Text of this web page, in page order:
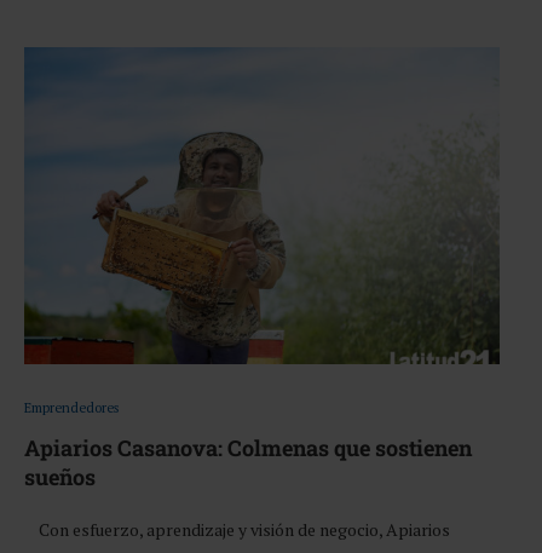
Emprendedores
Apiarios Casanova: Colmenas que sostienen
sueños
Con esfuerzo, aprendizaje y visión de negocio, Apiarios